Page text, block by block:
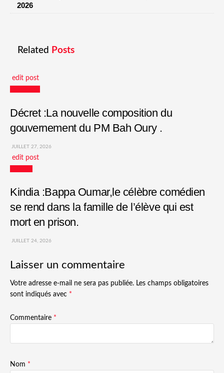
2026
Related Posts
edit post
Décret :La nouvelle composition du
gouvernement du PM Bah Oury .
JUILLET 27, 2026
edit post
Kindia :Bappa Oumar,le célèbre comédien
se rend dans la famille de l’élève qui est
mort en prison.
JUILLET 24, 2026
Laisser un commentaire
Votre adresse e-mail ne sera pas publiée. Les champs obligatoires
sont indiqués avec *
Commentaire *
Nom *